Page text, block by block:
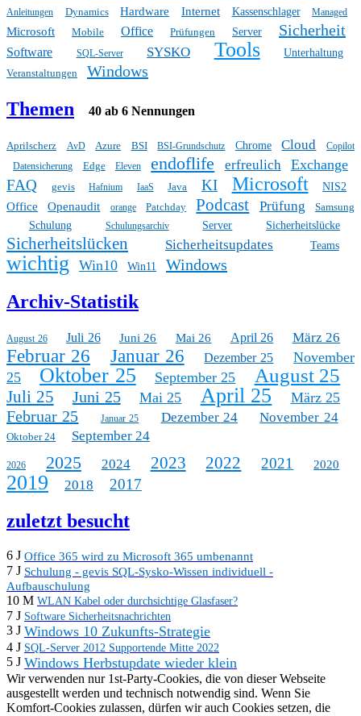
Anleitungen
Dynamics Hardware Internet Kassenschlager Managed
Microsoft Mobile Office Prüfungen Server Sicherheit
Software SQL-Server SYSKO Tools
Unterhaltung
Veranstaltungen
Windows
Themen 40 ab 6 Nennungen
Aprilscherz AvD Azure BSI BSI-Grundschutz Chrome Cloud
Copilot
Datensicherung
Edge Eleven endoflife erfreulich Exchange
FAQ gevis Hafnium IaaS Java KI Microsoft NIS2
Office Openaudit orange Patchday Podcast Prüfung
Samsung
Schulung
Schulungsarchiv Server Sicherheitslücke
Sicherheitslücken Sicherheitsupdates Teams
wichtig Win10 Win11 Windows
Archiv-Statistik
August 26 Juli 26 Juni 26 Mai 26 April 26 März 26
Februar 26 Januar 26 Dezember 25
November
25
Oktober 25 September 25 August 25
Juli 25 Juni 25 Mai 25 April 25 März 25
Februar 25 Januar 25 Dezember 24 November 24
Oktober 24 September 24
2026 2025 2024 2023 2022 2021 2020
2019 2018 2017
zuletzt besucht
6 J Office 365 wird zu Microsoft 365 umbenannt
7 J Schulung - gevis SQL-Sysko-Wissen individuell -
Aufbauschulung
10 M WLAN Kabel oder durchsichtige Glasfaser?
7 J Software Sicherheitsnachrichten
3 J Windows 10 Zukunfts-Strategie
4 J SQL-Server 2012 Supportende Mitte 2022
5 J Windows Herbstupdate wieder klein
Wir verwenden nur 1st-Party-Cookies, die von dieser Webseite
ausgestellt werden und technisch notwendig sind. Wenn Sie
Komfort-Cookies zulassen, dürfen wir auch Cookies setzen, die